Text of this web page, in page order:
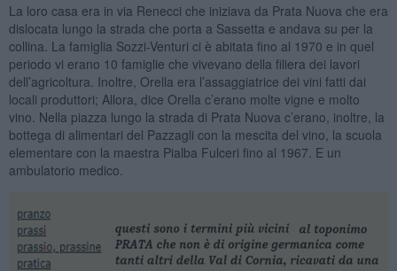
La loro casa era in via Renecci che iniziava da Prata Nuova che era
dislocata lungo la strada che porta a Sassetta e andava su per la
collina. La famiglia Sozzi-Venturi ci è abitata fino al 1970 e in quel
periodo vi erano 10 famiglie che vivevano della filiera dei lavori
dell’agricoltura. Inoltre, Orella era l’assaggiatrice dei vini fatti dai
locali produttori; Allora, dice Orella c’erano molte vigne e molto
vino. Nella piazza lungo la strada di Prata Nuova c’erano, inoltre, la
bottega di alimentari del Pazzagli con la mescita del vino, la scuola
elementare con la maestra Pialba Fulceri fino al 1967. E un
ambulatorio medico.